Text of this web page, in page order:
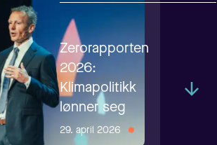
Zerorapporten
2026:
Klimapolitikk
lønner seg
29. april 2026